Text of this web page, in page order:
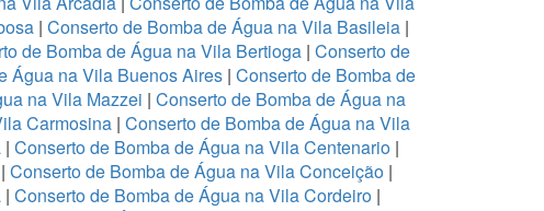
| Conserto de Bomba de Água na Vila Basileia |
de Bomba de Água na Vila Bertioga| Conserto de
Água na Vila Buenos Aires | Conserto de Bomba de
na Vila Mazzei | Conserto de Bomba de Água na
Carmosina| Conserto de Bomba de Água na Vila
| Conserto de Bomba de Água na Vila Centenario |
| Conserto de Bomba de Água na Vila Conceição |
| Conserto de Bomba de Água na Vila Cordeiro |